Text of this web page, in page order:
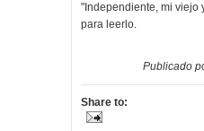
"Independiente, mi viejo
para leerlo.
Publicado
Share to: